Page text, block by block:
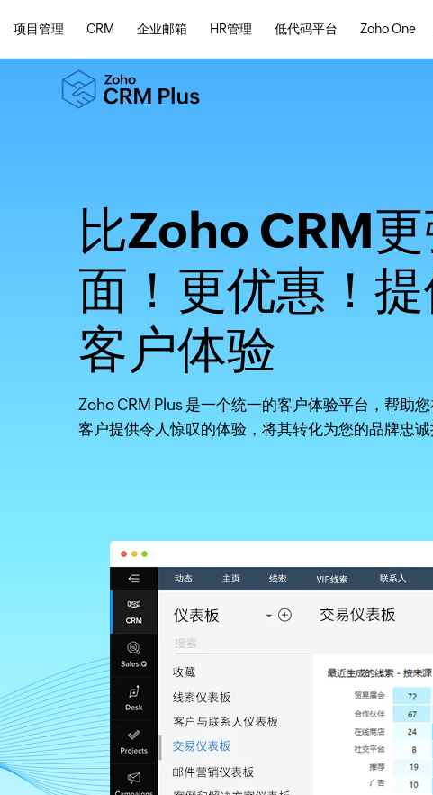
项目管理 CRM 企业邮箱 HR管理 低代码平台 Zoho One
比Zoho CRM
面！更优惠！
客户体验
Zoho CRM Plus 是一个统一的客户体验平台，帮助
客户提供令人惊叹的体验，将其转化为您的品牌忠诚